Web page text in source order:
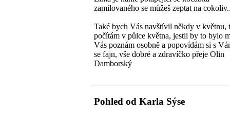
zamilovaného se můžeš zeptat na
Také bych Vás navštívil někdy v květnu,
počítám v půlce května, jestli by to bylo
Vás poznám osobně a popovídám si s
se fajn, vše dobré a zdravíčko přeje Olin
Damborský
Pohled od Karla Sýse